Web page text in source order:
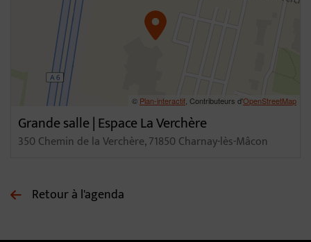
© Plan-interactif , Contributeurs d'OpenStreetMap
Grande salle | Espace La Verchère
350 Chemin de la Verchère, 71850 Charnay-lès-Mâcon
Retour à l'agenda